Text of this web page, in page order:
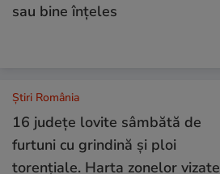
sau bine înțeles
Știri România
16 județe lovite sâmbătă de
furtuni cu grindină și ploi
torențiale. Harta zonelor vizate